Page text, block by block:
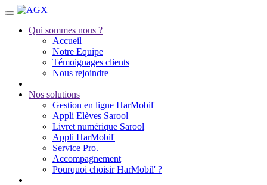
Qui sommes nous ?
Accueil
Notre Equipe
Témoignages clients
Nous rejoindre
Nos solutions
Gestion en ligne HarMobil'
Appli Elèves Sarool
Livret numérique Sarool
Appli HarMobil'
Service Pro.
Accompagnement
Pourquoi choisir HarMobil' ?